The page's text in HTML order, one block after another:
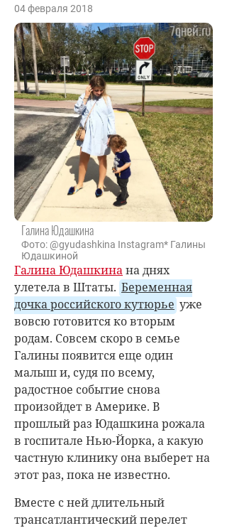
04 февраля 2018
Галина Юдашкина
Фото: @gyudashkina Instagram* Галины
Юдашкиной
Галина Юдашкинана днях
улетела в Штаты. Беременная
дочка российского кутюрье уже
вовсю готовится ко вторым
родам. Совсем скоро в семье
Галины появится еще один
малыш и, судя по всему,
радостное событие снова
произойдет в Америке. В
прошлый раз Юдашкина рожала
в госпитале Нью-Йорка, а какую
частную клинику она выберет на
этот раз, пока не известно.
Вместе с ней длительный
трансатлантический перелет